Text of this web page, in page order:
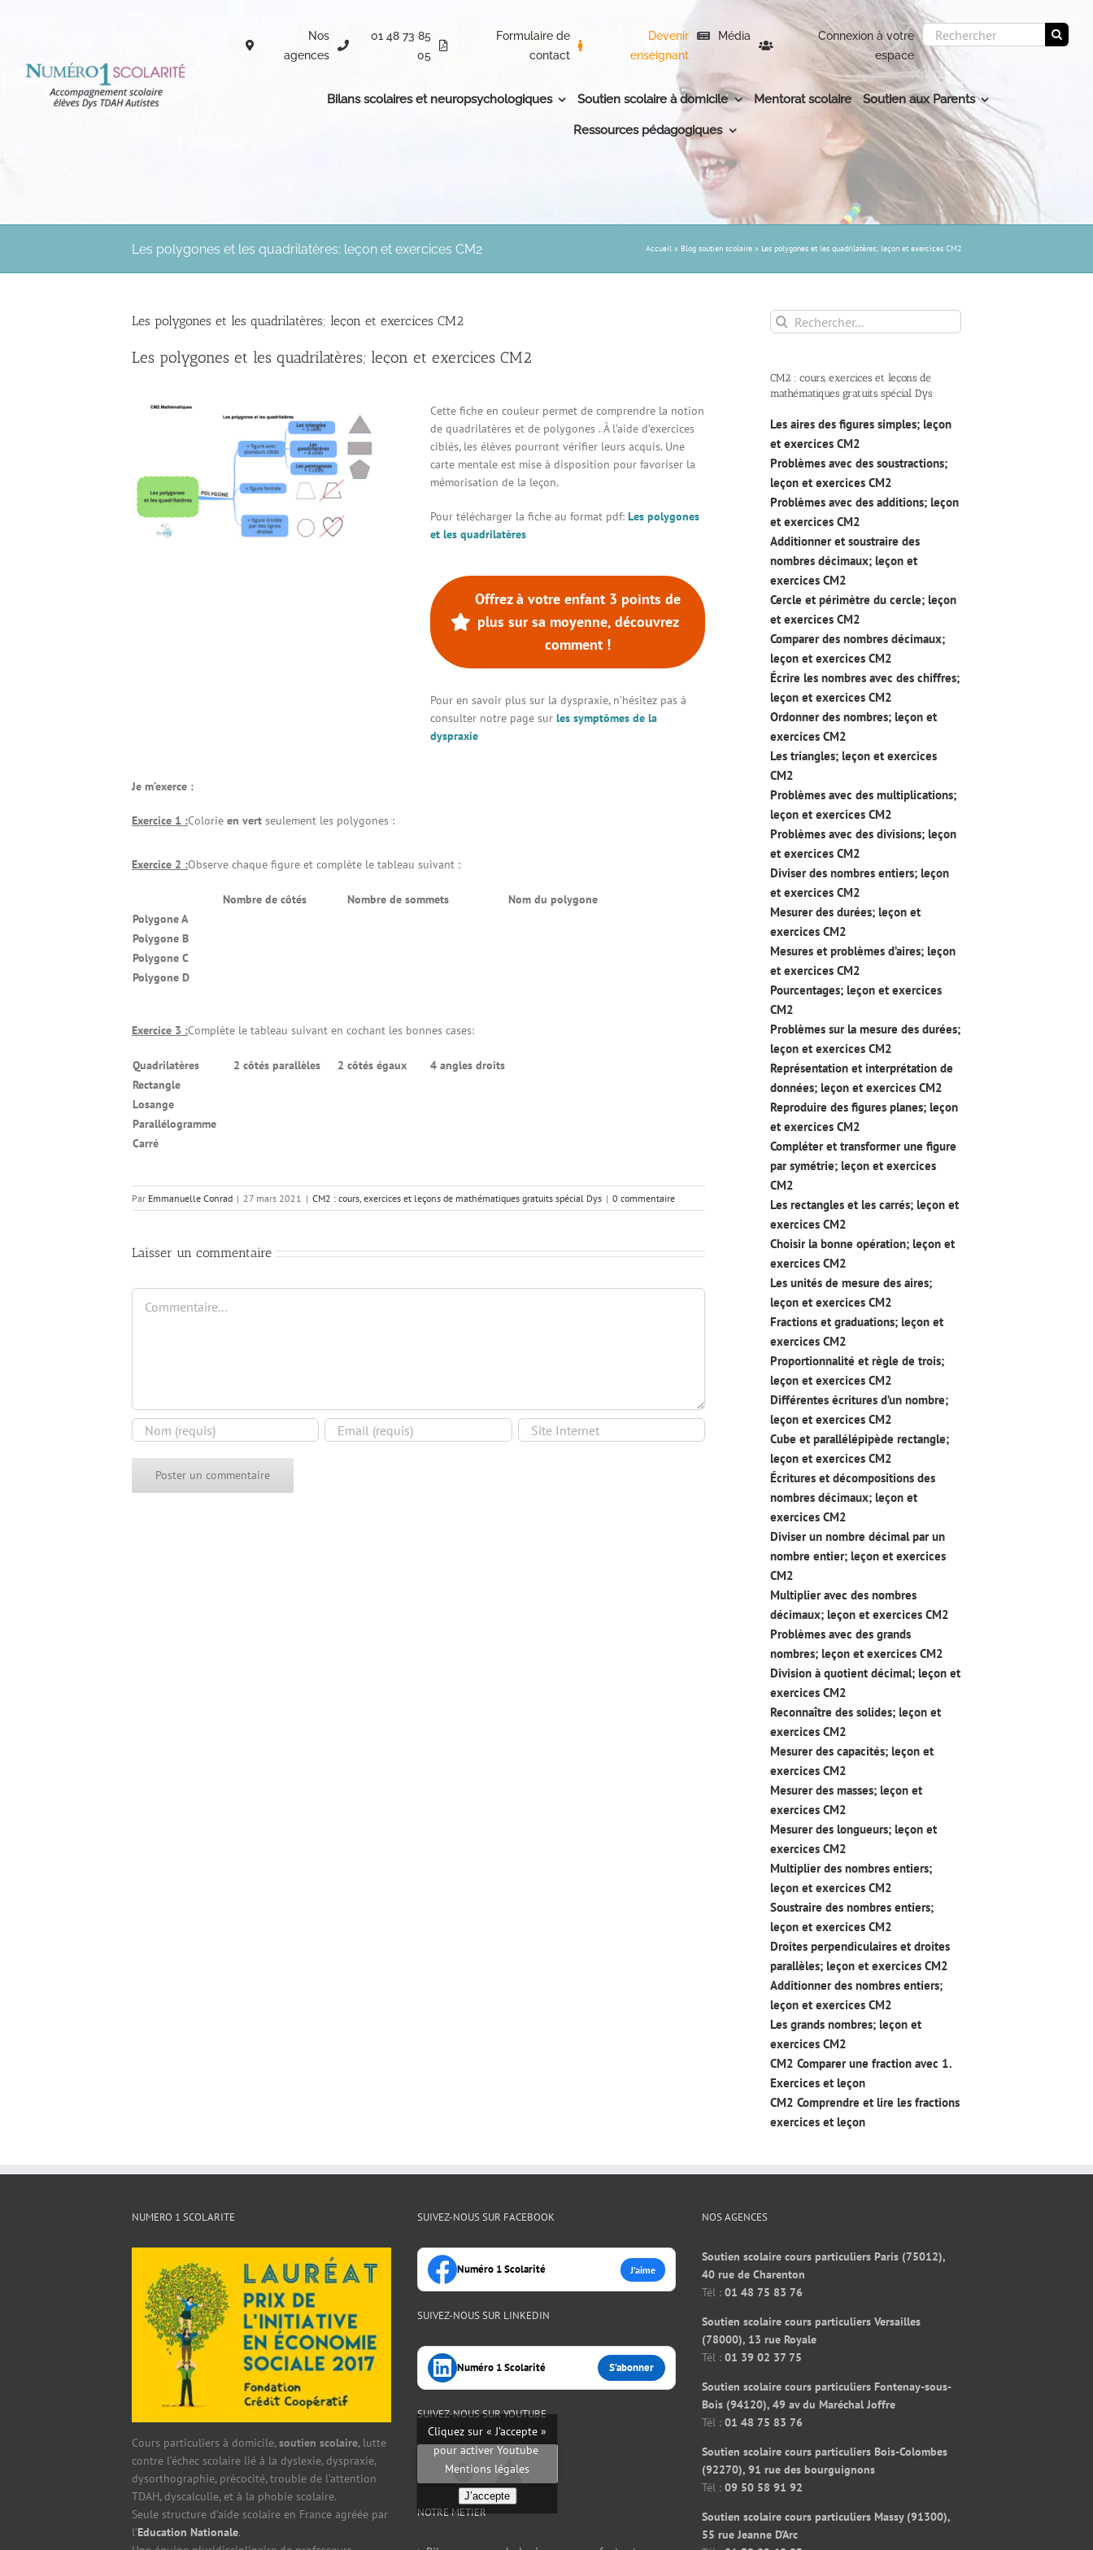
Nos
agences
01 48 73 85
05
Formulaire de
contact
Devenir
enseignant
Média
Connexion à votre
espace
Rechercher:
Bilans scolaires et neuropsychologiques Soutien scolaire à domicile Mentorat scolaire Soutien aux Parents
Ressources pédagogiques
Les polygones et les quadrilatères; leçon et exercices CM2 Accueil » Blog soutien scolaire » Les polygones et les quadrilatères; leçon et exercices CM2
Les polygones et les quadrilatères; leçon et exercices CM2
Les polygones et les quadrilatères; leçon et exercices CM2
Cette fiche en couleur permet de comprendre la notion
de quadrilatères et de polygones . À l’aide d’exercices
ciblés, les élèves pourront vérifier leurs acquis. Une
carte mentale est mise à disposition pour favoriser la
mémorisation de la leçon.
Pour télécharger la fiche au format pdf: Les polygones
et les quadrilatères
Offrez à votre enfant 3 points de
plus sur sa moyenne, découvrez
comment !
Pour en savoir plus sur la dyspraxie, n’hésitez pas à
consulter notre page sur les symptômes de la
dyspraxie
Je m’exerce :
Exercice 1 :Colorie en vert seulement les polygones :
Exercice 2 :Observe chaque figure et complète le tableau suivant :
Nombre de côtés Nombre de sommets
Nom du polygone
Polygone A
Polygone B
Polygone C
Polygone D
Exercice 3 :Complète le tableau suivant en cochant les bonnes cases:
Quadrilatères 2 côtés parallèles 2 côtés égaux
4 angles droits
Rectangle
Losange
Parallélogramme
Carré
Par Emmanuelle Conrad | 27 mars 2021 | CM2 : cours, exercices et leçons de mathématiques gratuits spécial Dys | 0 commentaire
Laisser un commentaire
Rechercher:
CM2 : cours, exercices et leçons de
mathématiques gratuits spécial Dys
Les aires des figures simples; leçon
et exercices CM2
Problèmes avec des soustractions;
leçon et exercices CM2
Problèmes avec des additions; leçon
et exercices CM2
Additionner et soustraire des
nombres décimaux; leçon et
exercices CM2
Cercle et périmètre du cercle; leçon
et exercices CM2
Comparer des nombres décimaux;
leçon et exercices CM2
Écrire les nombres avec des chiffres;
leçon et exercices CM2
Ordonner des nombres; leçon et
exercices CM2
Les triangles; leçon et exercices
CM2
Problèmes avec des multiplications;
leçon et exercices CM2
Problèmes avec des divisions; leçon
et exercices CM2
Diviser des nombres entiers; leçon
et exercices CM2
Mesurer des durées; leçon et
exercices CM2
Mesures et problèmes d’aires; leçon
et exercices CM2
Pourcentages; leçon et exercices
CM2
Problèmes sur la mesure des durées;
leçon et exercices CM2
Représentation et interprétation de
données; leçon et exercices CM2
Reproduire des figures planes; leçon
et exercices CM2
Compléter et transformer une figure
par symétrie; leçon et exercices
CM2
Les rectangles et les carrés; leçon et
exercices CM2
Choisir la bonne opération; leçon et
exercices CM2
Les unités de mesure des aires;
leçon et exercices CM2
Fractions et graduations; leçon et
exercices CM2
Proportionnalité et règle de trois;
leçon et exercices CM2
Différentes écritures d’un nombre;
leçon et exercices CM2
Cube et parallélépipède rectangle;
leçon et exercices CM2
Écritures et décompositions des
nombres décimaux; leçon et
exercices CM2
Diviser un nombre décimal par un
nombre entier; leçon et exercices
CM2
Multiplier avec des nombres
décimaux; leçon et exercices CM2
Problèmes avec des grands
nombres; leçon et exercices CM2
Division à quotient décimal; leçon et
exercices CM2
Reconnaître des solides; leçon et
exercices CM2
Mesurer des capacités; leçon et
exercices CM2
Mesurer des masses; leçon et
exercices CM2
Mesurer des longueurs; leçon et
exercices CM2
Multiplier des nombres entiers;
leçon et exercices CM2
Soustraire des nombres entiers;
leçon et exercices CM2
Droites perpendiculaires et droites
parallèles; leçon et exercices CM2
Additionner des nombres entiers;
leçon et exercices CM2
Les grands nombres; leçon et
exercices CM2
CM2 Comparer une fraction avec 1.
Exercices et leçon
CM2 Comprendre et lire les fractions
exercices et leçon
NUMERO 1 SCOLARITE
Cours particuliers à domicile,soutien scolaire, lutte
contre l’échec scolaire lié à la dyslexie, dyspraxie,
dysorthographie, précocité, trouble de l’attention
TDAH, dyscalculie, et à la phobie scolaire.
Seule structure d’aide scolaire en France agréée par
l’Education Nationale.
SUIVEZ-NOUS SUR FACEBOOK
Numéro 1 Scolarité J’aime
SUIVEZ-NOUS SUR LINKEDIN
Numéro 1 Scolarité S’abonner
SUIVEZ-NOUS SUR YOUTUBE
Cliquez sur « J’accepte »
pour activer Youtube
Mentions légales
J’accepte
NOTRE METIER
NOS AGENCES
Soutien scolaire cours particuliers Paris (75012),
40 rue de Charenton
Tél :01 48 75 83 76
Soutien scolaire cours particuliers Versailles
(78000), 13 rue Royale
Tél :01 39 02 37 75
Soutien scolaire cours particuliers Fontenay-sous-
Bois (94120), 49 av du Maréchal Joffre
Tél :01 48 75 83 76
Soutien scolaire cours particuliers Bois-Colombes
(92270), 91 rue des bourguignons
Tél :09 50 58 91 92
Soutien scolaire cours particuliers Massy (91300),
55 rue Jeanne D’Arc